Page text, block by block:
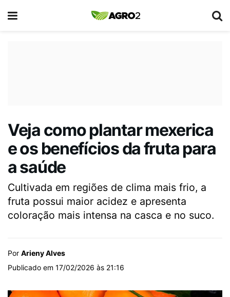
Veja como plantar mexerica
e os benefícios da fruta para
a saúde
Cultivada em regiões de clima mais frio, a
fruta possui maior acidez e apresenta
coloração mais intensa na casca e no suco.
Por Arieny Alves
Publicado em 17/02/2026 às 21:16